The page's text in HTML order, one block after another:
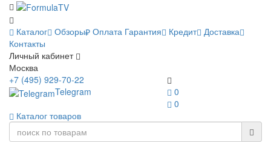
Каталог Обзоры Оплата Гарантия Кредит Доставка
Контакты
Личный кабинет
Москва
0
0
+7 (495) 929-70-22
Telegram
Каталог товаров